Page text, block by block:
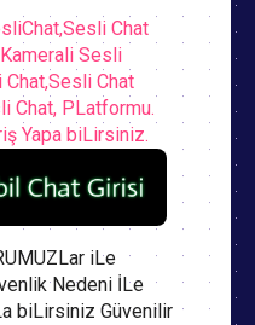
Chat
Sesli
Chat,Sesli Chat
Chat, PLatformu.
Yapa biLirsiniz.
iLe
Nedeni İLe
biLirsiniz Güvenilir